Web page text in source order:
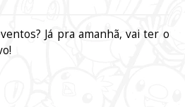
Já pra amanhã, vai ter o